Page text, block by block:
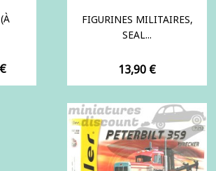
FIGURINES MILITAIRES,
SEAL...
Prix
13,90 €